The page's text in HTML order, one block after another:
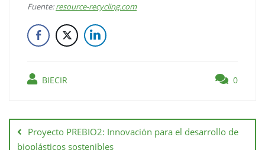
Fuente:resource-recycling.com
BIECIR 0
Proyecto PREBIO2: Innovación para el desarrollo de
bioplásticos sostenibles